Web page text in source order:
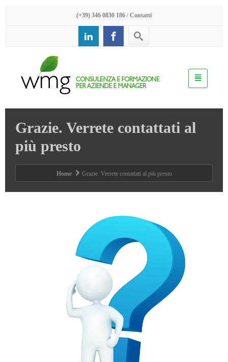
(+39) 346 0830 186 / Contatti
Grazie. Verrete contattati al
più presto
Home Grazie. Verrete contattati al più presto